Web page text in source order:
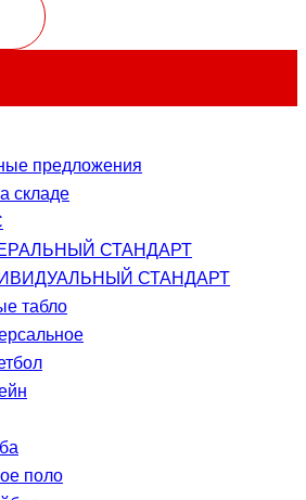
предложения
складе
СТАНДАРТ
СТАНДАРТ
табло
поло